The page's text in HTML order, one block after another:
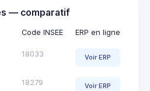
— comparatif
Code INSEE ERP en ligne
18033 Voir ERP
18279 Voir ERP